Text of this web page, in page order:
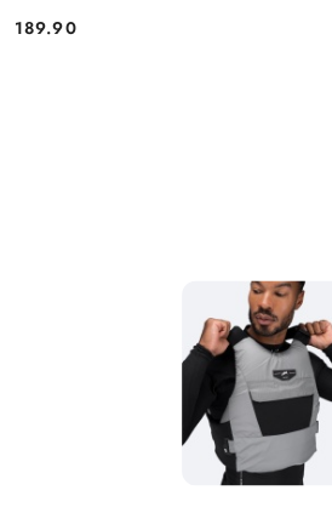
Cena:
189.90